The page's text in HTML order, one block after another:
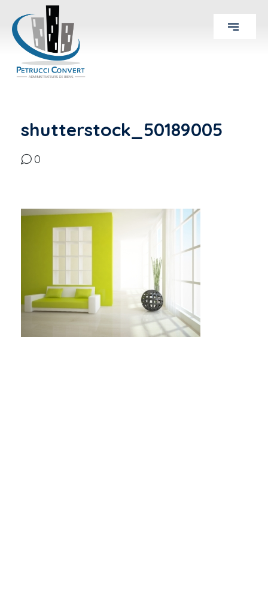
shutterstock_50189005
0